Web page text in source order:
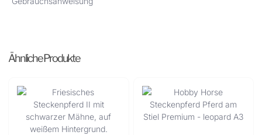
Ähnliche Produkte